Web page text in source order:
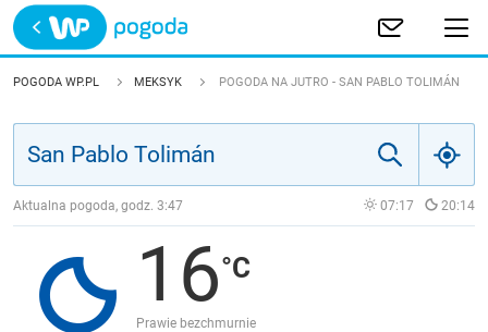
Trwa ładowanie
POLSKA
JAKOŚĆ POWIETRZA
POGODA WP.PL MEKSYK POGODA NA JUTRO - SAN PABLO TOLIMÁN
Aktualna pogoda, godz. 3:47 07:17 20:14
16
Prawie bezchmurnie